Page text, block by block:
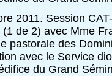
2011. Session
(1 de 2) avec Mme
pastorale des
avec le Service
du Grand